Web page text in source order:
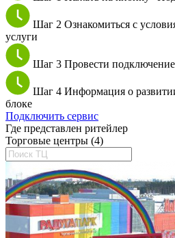
Шаг 2 Ознакомиться с
услуги
Шаг 3 Провести
Шаг 4 Информация о
блоке
Подключить сервис
Где представлен ритейлер
Торговые центры (4)